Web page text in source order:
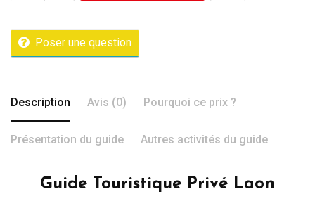
Poser une question
Description Avis (0) Pourquoi ce prix ?
Présentation du guide Autres activités du guide
Guide Touristique Privé Laon